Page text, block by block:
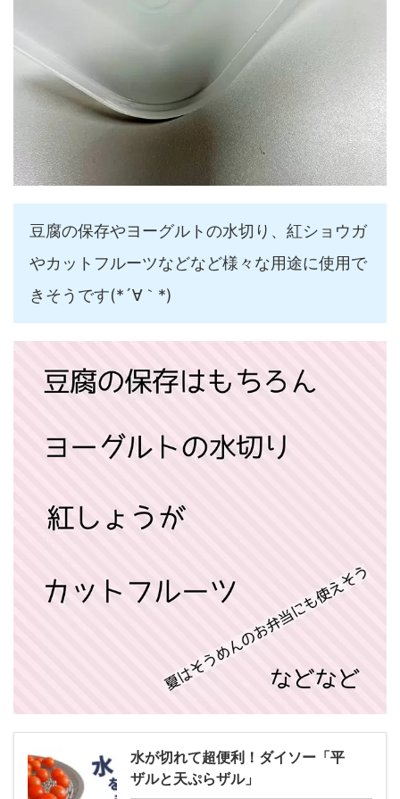
豆腐の保存やヨーグルトの水切り、紅ショウガ
やカットフルーツなどなど様々な用途に使用で
きそうです(*´∀｀*)
水が切れて超便利！ダイソー「平
ザルと天ぷらザル」